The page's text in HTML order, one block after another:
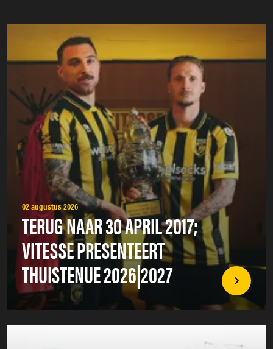
02 augustus 2026
TERUG NAAR 30 APRIL 2017;
VITESSE PRESENTEERT
THUISTENUE 2026|2027